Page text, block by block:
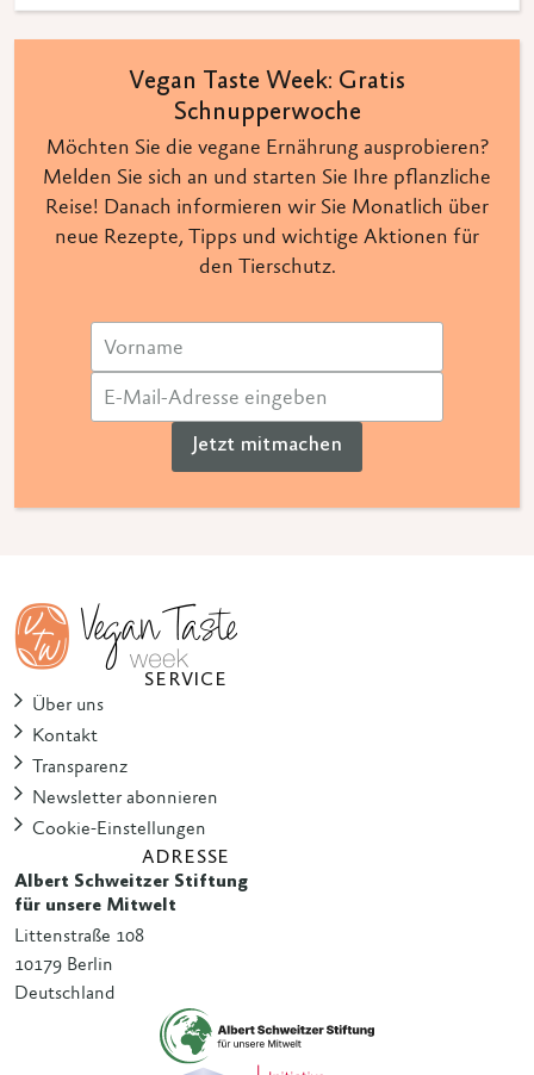
Vegan Taste Week: Gratis
Schnupperwoche
Möchten Sie die vegane Ernährung ausprobieren?
Melden Sie sich an und starten Sie Ihre pflanzliche
Reise! Danach informieren wir Sie Monatlich über
neue Rezepte, Tipps und wichtige Aktionen für
den Tierschutz.
Jetzt mitmachen
SERVICE
Über uns
Kontakt
Transparenz
Newsletter abonnieren
Cookie-Einstellungen
ADRESSE
Albert Schweitzer Stiftung
für unsere Mitwelt
Littenstraße 108
10179 Berlin
Deutschland